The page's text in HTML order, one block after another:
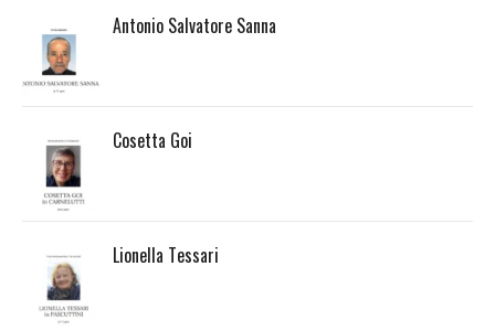
Antonio Salvatore Sanna
Cosetta Goi
Lionella Tessari